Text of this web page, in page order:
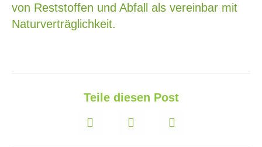
von Reststoffen und Abfall als vereinbar mit
Naturverträglichkeit.
Teile diesen Post